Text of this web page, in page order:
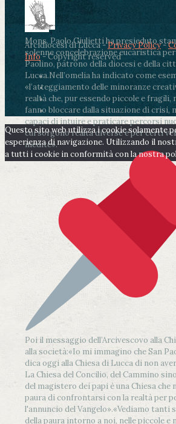
Mons. Paolo Giulietti ha presieduto
solenne concelebrazione eucaristica per
Paolino, patrono della diocesi e della
Lucca.Nell’omelia ha indicato come
«l’atteggiamento delle minoranze
realtà che, pur essendo piccole e fragili,
fanno bloccare dalla situazione di crisi,
capaci di intuire e praticare percorsi
cui sorgono realtà diverse e per certi
inedite».
Poi il messaggio dell’Arcivescovo alla
alla società:«Io mi immagino che San
dica oggi alla Chiesa di Lucca di non
La Chiesa del Concilio, del Cammino
del magistero dei papi è una Chiesa che
paura di confrontarsi con la realtà per
l'annuncio del Vangelo».«Vediamo tanti
della paura intorno a noi, nelle piccole e
Arcidiocesi di Lucca -Privacy Policy-
Info- Copyright reserved
Questo sito web utilizza i cookie solamente
esperienza di navigazione. Utilizzando il
a tutti i cookie in conformità con la nostra